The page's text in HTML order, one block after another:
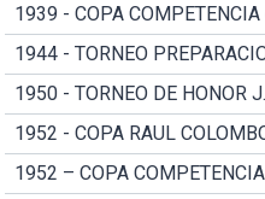
1939 - COPA
1944 - TORNEO
1950 - TORNEO DE HONOR
1952 - COPA RAUL
1952 – COPA COMPETENCIA